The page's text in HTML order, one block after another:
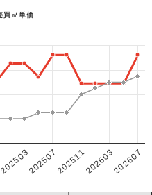
買㎡単価
202507202511202603202607